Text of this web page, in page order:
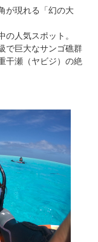
が現れる「幻の大
人気スポット。
で巨大なサンゴ礁群
干瀬（ヤビジ）の絶